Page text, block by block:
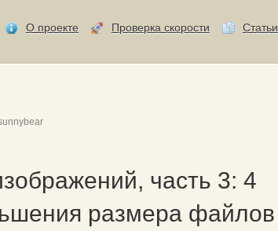
О проекте Проверка скорости Статьи
часть 3: 4
размера файлов